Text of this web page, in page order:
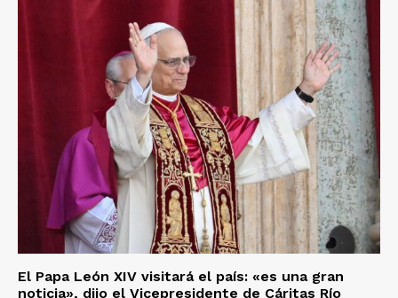
El Papa León XIV visitará el país: «es una gran
noticia», dijo el Vicepresidente de Cáritas Río